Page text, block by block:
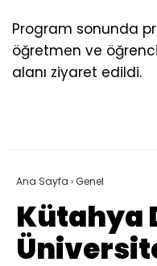
Program sonunda
öğretmen ve
alanı ziyaret edildi.
Ana Sayfa ›Genel
Kütahya